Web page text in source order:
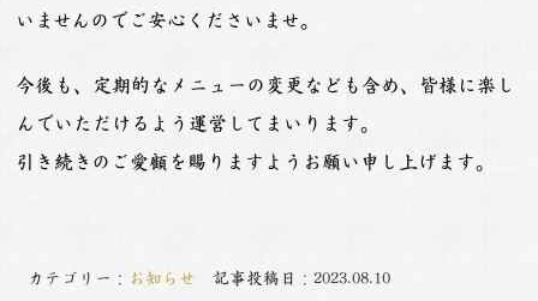
いませんのでご安心くださいませ。
今後も、定期的なメニューの変更なども含め、皆様に楽し
んでいただけるよう運営してまいります。
引き続きのご愛顧を賜りますようお願い申し上げます。
カテゴリー： お知らせ 記事投稿日：2023.08.10